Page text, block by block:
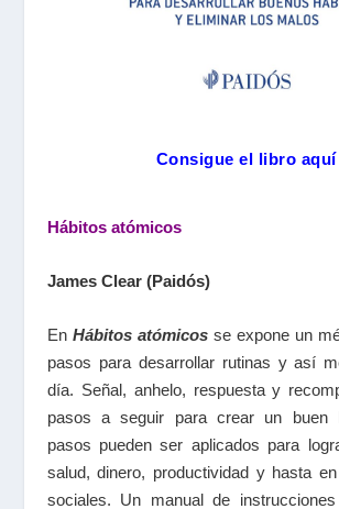
Consigue el libro aquí
Hábitos atómicos
James Clear (Paidós)
En Hábitos atómicosse expone un
pasos para desarrollar rutinas y así
día. Señal, anhelo, respuesta y
pasos a seguir para crear un buen
pasos pueden ser aplicados para
salud, dinero, productividad y hasta
sociales. Un manual de